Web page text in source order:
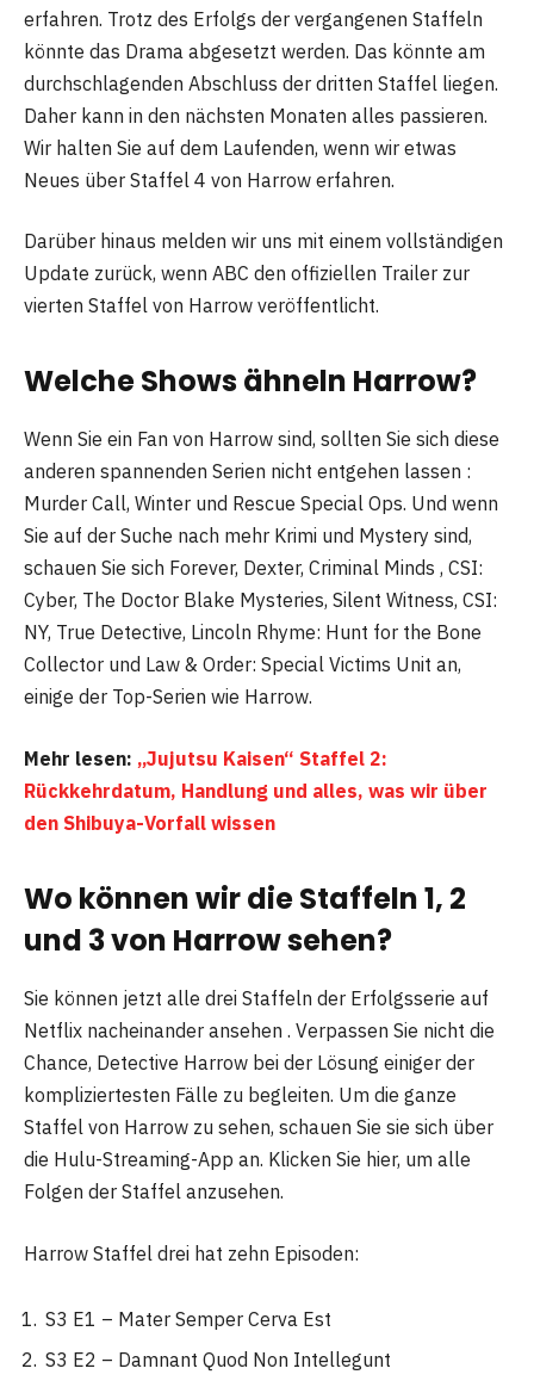
erfahren. Trotz des Erfolgs der vergangenen Staffeln
könnte das Drama abgesetzt werden. Das könnte am
durchschlagenden Abschluss der dritten Staffel liegen.
Daher kann in den nächsten Monaten alles passieren.
Wir halten Sie auf dem Laufenden, wenn wir etwas
Neues über Staffel 4 von Harrow erfahren.
Darüber hinaus melden wir uns mit einem vollständigen
Update zurück, wenn ABC den offiziellen Trailer zur
vierten Staffel von Harrow veröffentlicht.
Welche Shows ähneln Harrow?
Wenn Sie ein Fan von Harrow sind, sollten Sie sich diese
anderen spannenden Serien nicht entgehen lassen :
Murder Call, Winter und Rescue Special Ops. Und wenn
Sie auf der Suche nach mehr Krimi und Mystery sind,
schauen Sie sich Forever, Dexter, Criminal Minds , CSI:
Cyber, The Doctor Blake Mysteries, Silent Witness, CSI:
NY, True Detective, Lincoln Rhyme: Hunt for the Bone
Collector und Law & Order: Special Victims Unit an,
einige der Top-Serien wie Harrow.
Mehr lesen: „Jujutsu Kaisen“ Staffel 2:
Rückkehrdatum, Handlung und alles, was wir über
den Shibuya-Vorfall wissen
Wo können wir die Staffeln 1, 2
und 3 von Harrow sehen?
Sie können jetzt alle drei Staffeln der Erfolgsserie auf
Netflix nacheinander ansehen . Verpassen Sie nicht die
Chance, Detective Harrow bei der Lösung einiger der
kompliziertesten Fälle zu begleiten. Um die ganze
Staffel von Harrow zu sehen, schauen Sie sie sich über
die Hulu-Streaming-App an. Klicken Sie hier, um alle
Folgen der Staffel anzusehen.
Harrow Staffel drei hat zehn Episoden:
S3 E1 – Mater Semper Cerva Est
S3 E2 – Damnant Quod Non Intellegunt